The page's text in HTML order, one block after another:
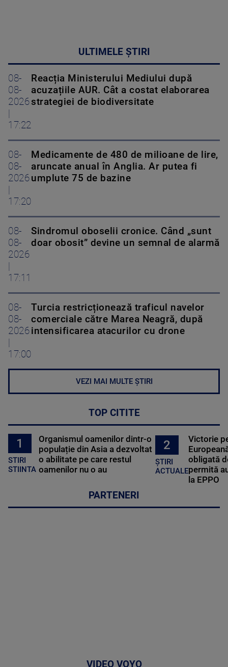
ULTIMELE ȘTIRI
08-
08-
2026
17:22
Reacția Ministerului Mediului după
acuzațiile AUR. Cât a costat elaborarea
strategiei de biodiversitate
08-
08-
2026
17:20
Medicamente de 480 de milioane de lire,
aruncate anual în Anglia. Ar putea fi
umplute 75 de bazine
08-
08-
2026
17:11
Sindromul oboselii cronice. Când „sunt
doar obosit” devine un semnal de alarmă
08-
08-
2026
17:00
Turcia restricționează traficul navelor
comerciale către Marea Neagră, după
intensificarea atacurilor cu drone
VEZI MAI MULTE ȘTIRI
TOP CITITE
1
STIRI
STIINTA
Organismul oamenilor dintr-o
populație din Asia a dezvoltat
o abilitate pe care restul
oamenilor nu o au
2
ȘTIRI
ACTUALE
Victorie
obligată
permită
la EPPO
PARTENERI
VIDEO VOYO